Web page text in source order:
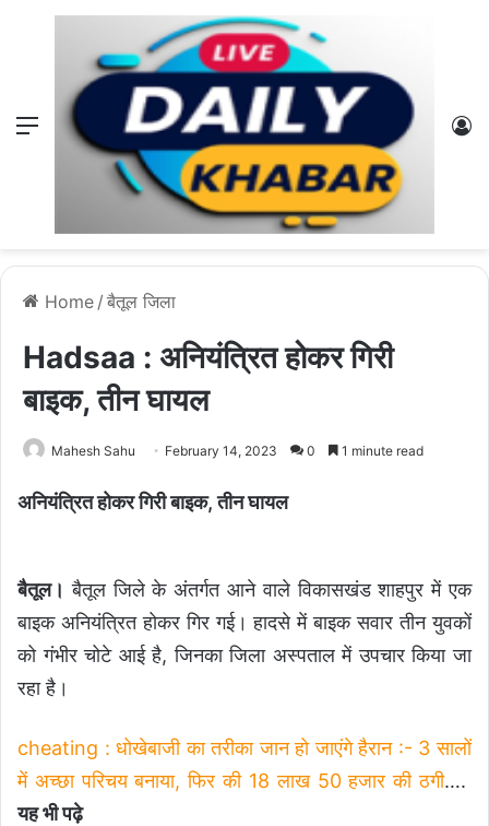
Menu
Home / बैतूल जिला
Hadsaa : अनियंत्रित होकर गिरी
बाइक, तीन घायल
Mahesh Sahu February 14, 2023 0 1 minute read
अनियंत्रित होकर गिरी बाइक, तीन घायल
बैतूल। बैतूल जिले के अंतर्गत आने वाले विकासखंड शाहपुर में एक
बाइक अनियंत्रित होकर गिर गई। हादसे में बाइक सवार तीन युवकों
को गंभीर चोटे आई है, जिनका जिला अस्पताल में उपचार किया जा
रहा है।
cheating : धोखेबाजी का तरीका जान हो जाएंगे हैरान :- 3 सालों
में अच्छा परिचय बनाया, फिर की 18 लाख 50 हजार की ठगी….
यह भी पढ़े